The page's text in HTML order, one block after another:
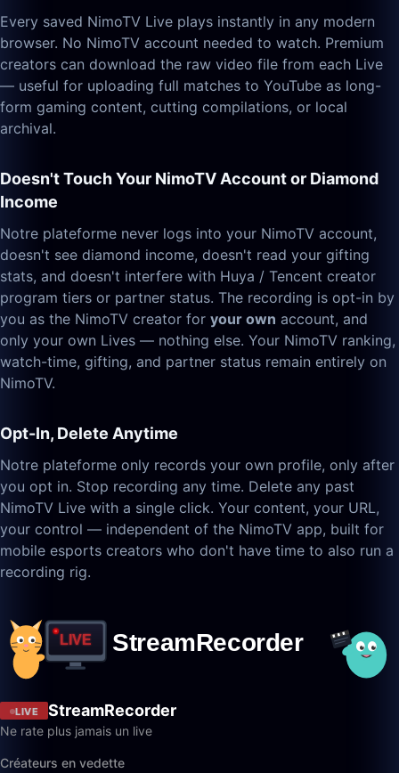
Every saved NimoTV Live plays instantly in any modern
browser. No NimoTV account needed to watch. Premium
creators can download the raw video file from each Live
— useful for uploading full matches to YouTube as long-
form gaming content, cutting compilations, or local
archival.
Doesn't Touch Your NimoTV Account or Diamond
Income
Notre plateforme never logs into your NimoTV account,
doesn't see diamond income, doesn't read your gifting
stats, and doesn't interfere with Huya / Tencent creator
program tiers or partner status. The recording is opt-in by
you as the NimoTV creator for your own account, and
only your own Lives — nothing else. Your NimoTV ranking,
watch-time, gifting, and partner status remain entirely on
NimoTV.
Opt-In, Delete Anytime
Notre plateforme only records your own profile, only after
you opt in. Stop recording any time. Delete any past
NimoTV Live with a single click. Your content, your URL,
your control — independent of the NimoTV app, built for
mobile esports creators who don't have time to also run a
recording rig.
LIVE StreamRecorder
Ne rate plus jamais un live
Créateurs en vedette